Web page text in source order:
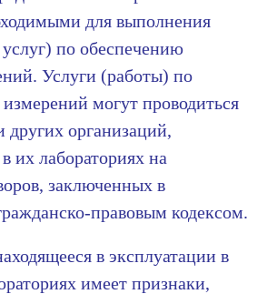
для выполнения
по обеспечению
Услуги (работы) по
измерений могут проводиться
других организаций,
их лабораториях на
заключенных в
правовым кодексом.
в эксплуатации в
имеет признаки,